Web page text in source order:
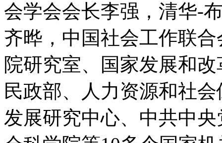
会学会会长李强，清华-
齐晔，中国社会工作联
院研究室、国家发展和
民政部、人力资源和社
发展研究中心、中共中